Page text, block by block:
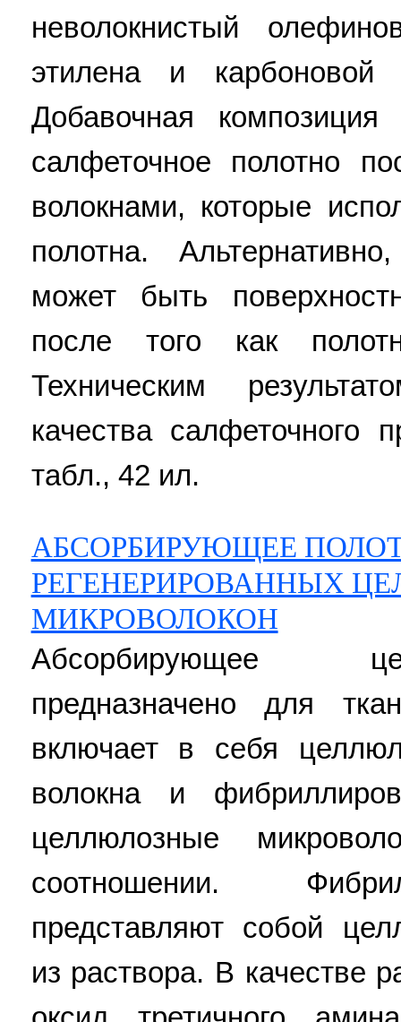
неволокнистый
этилена и
Добавочная
салфеточное полотно
волокнами, которые
полотна.
может быть
после того как
Техническим
качества
табл., 42 ил.
АБСОРБИРУЮЩЕЕ
РЕГЕНЕРИРОВАННЫХ
МИКРОВОЛОКОН
Абсорбирующее
предназначено для
включает в себя
волокна и
целлюлозные
соотношении.
представляют собой
из раствора. В качестве